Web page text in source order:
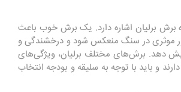
برش برلیان اشاره دارد. یک برش خوب باعث
موثری در سنگ منعکس شود و درخشندگی و
دهد. برش‌های مختلف برلیان، ویژگی‌های
و باید با توجه به سلیقه و بودجه انتخاب